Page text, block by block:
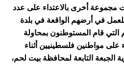
مجموعة أخرى بالاعتداء على عدد
في أرضهم الواقعة في بلدة
قام المستوطنون بمحاولة
على مواطنين فلسطينيين أثناء
التابعة لمحافظة بيت لحم،